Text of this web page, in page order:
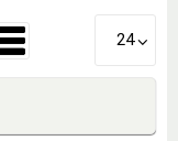
24